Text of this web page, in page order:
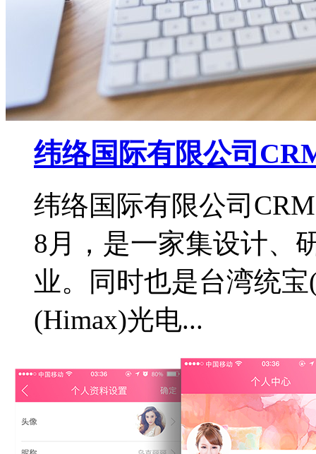
纬络国际有限公司
纬络国际有限公司
8月，是一家集设计、
业。同时也是台湾统
(Himax)光电...